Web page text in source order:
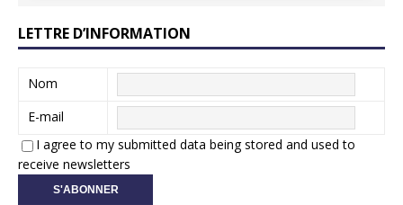
LETTRE D’INFORMATION
Nom
E-mail
I agree to my submitted data being stored and used to
receive newsletters